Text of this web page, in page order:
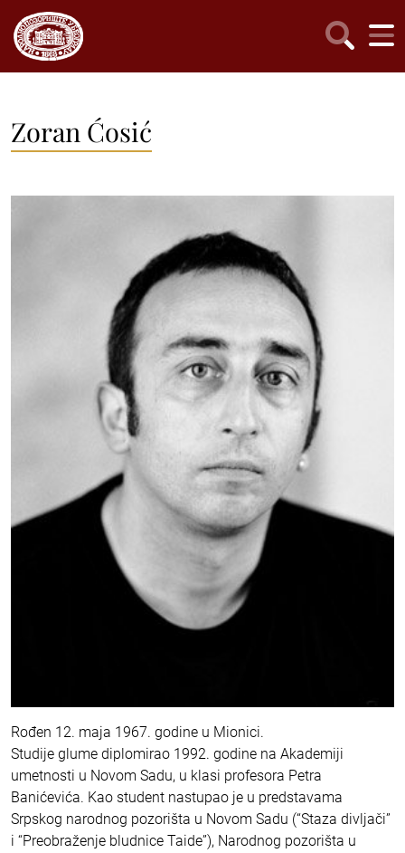
Zoran Ćosić
Rođen 12. maja 1967. godine u Mionici.
Studije glume diplomirao 1992. godine na Akademiji
umetnosti u Novom Sadu, u klasi profesora Petra
Banićevića. Kao student nastupao je u predstavama
Srpskog narodnog pozorišta u Novom Sadu (“Staza divljači”
i “Preobraženje bludnice Taide”), Narodnog pozorišta u